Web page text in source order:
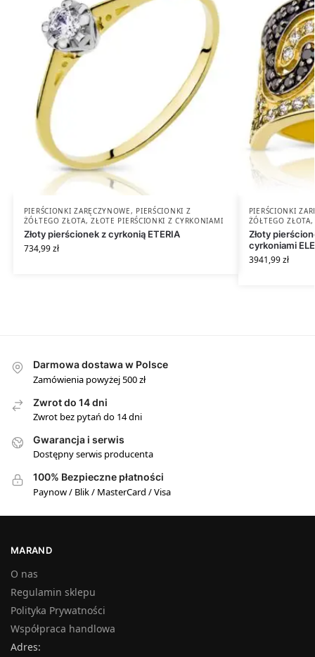
PIERŚCIONKI ZARĘCZYNOWE, PIERŚCIONKI Z
ŻÓŁTEGO ZŁOTA,ZŁOTE PIERŚCIONKI Z CYRKONIAMI
Złoty pierścionek z cyrkonią ETERIA
734,99zł
PIERŚCIONKI
ŻÓŁTEGO ZŁOTA
Złoty
cyrkoniami
3941,99zł
Darmowa dostawa w Polsce
Zamówienia powyżej 500 zł
Zwrot do 14 dni
Zwrot bez pytań do 14 dni
Gwarancja i serwis
Dostępny serwis producenta
100% Bezpieczne płatności
Paynow / Blik / MasterCard / Visa
MARAND
O nas
Regulamin sklepu
Polityka Prywatności
Współpraca handlowa
Adres: